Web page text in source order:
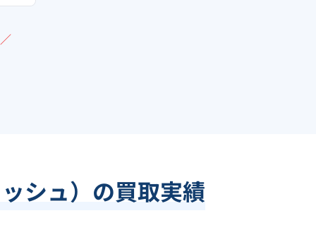
／
シュ）の買取実績